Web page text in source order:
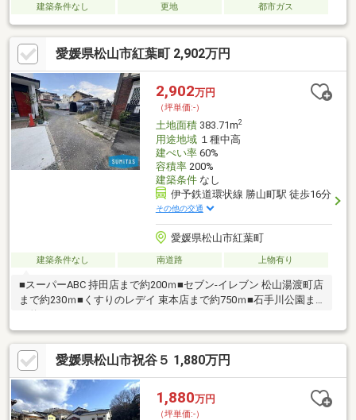
建築条件なし 更地 都市ガス
愛媛県松山市紅葉町 2,902万円
2,902万円
（坪単価:-）
土地面積383.71m2
用途地域１種中高
建ぺい率60%
容積率200%
建築条件なし
伊予鉄道環状線 勝山町駅 徒歩16分
その他の交通
愛媛県松山市紅葉町
建築条件なし 南道路 上物有り
■スーパーABC 持田店まで約200ｍ■セブン-イレブン 松山湯渡町店
まで約230ｍ■くすりのレデイ 束本店まで約750ｍ■石手川公園ま
で約300ｍ
愛媛県松山市祝谷５ 1,880万円
1,880万円
（坪単価:-）